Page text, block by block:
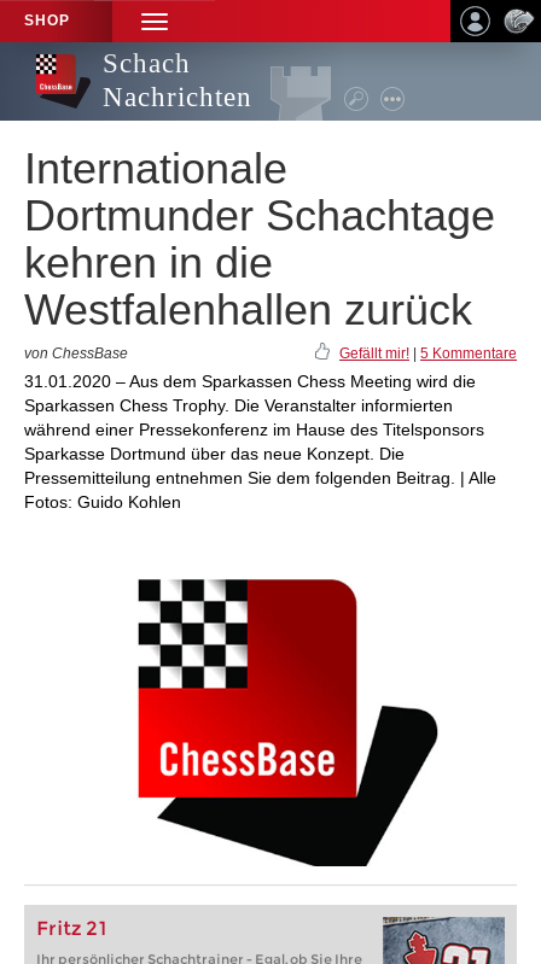
SHOP
TOGGLE
NAVIGATION
Schach
Nachrichten
Internationale
Dortmunder Schachtage
kehren in die
Westfalenhallen zurück
von ChessBase Gefällt mir! 5 Kommentare
31.01.2020 – Aus dem Sparkassen Chess Meeting wird die
Sparkassen Chess Trophy. Die Veranstalter informierten
während einer Pressekonferenz im Hause des Titelsponsors
Sparkasse Dortmund über das neue Konzept. Die
Pressemitteilung entnehmen Sie dem folgenden Beitrag. | Alle
Fotos: Guido Kohlen
Fritz 21
Ihr persönlicher Schachtrainer - Egal, ob Sie Ihre